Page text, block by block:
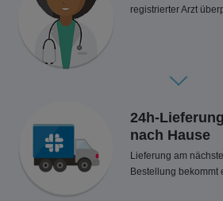
registrierter Arzt
24h-
nach Hause
Lieferung am
Bestellung bekommt